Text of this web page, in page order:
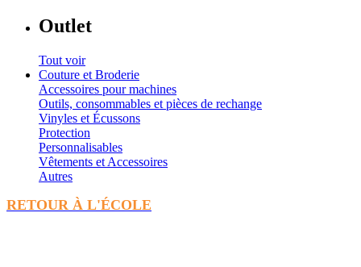
Outlet
Tout voir
Couture et Broderie
Accessoires pour machines
Outils, consommables et pièces de rechange
Vinyles et Écussons
Protection
Personnalisables
Vêtements et Accessoires
Autres
RETOUR À L'ÉCOLE